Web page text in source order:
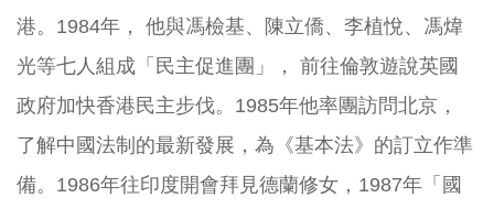
港。1984年， 他與馮檢基、陳立僑、李植悅、馮煒
光等七人組成「民主促進團」， 前往倫敦遊說英國
政府加快香港民主步伐。1985年他率團訪問北京，
了解中國法制的最新發展，為《基本法》的訂立作準
備。1986年往印度開會拜見德蘭修女，1987年「國